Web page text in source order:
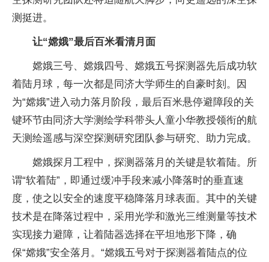
测挺进。
让“嫦娥”最后百米看清月面
嫦娥三号、嫦娥四号、嫦娥五号探测器先后成功软
着陆月球，每一次都是同济大学师生的自豪时刻。因
为“嫦娥”进入动力落月阶段，最后百米悬停避障段的关
键环节由同济大学测绘学科带头人童小华教授领衔的航
天测绘遥感与深空探测研究团队参与研究、助力完成。
嫦娥探月工程中，探测器落月的关键是软着陆。所
谓“软着陆”，即通过缓冲手段来减小降落时的垂直速
度，使之以安全的速度平稳降落月球表面。其中的关键
技术是在降落过程中，采用光学和激光三维测量等技术
实现接力避障，让着陆器选择在平坦地形下降，确
保“嫦娥”安全落月。“嫦娥五号对于探测器着陆点的位